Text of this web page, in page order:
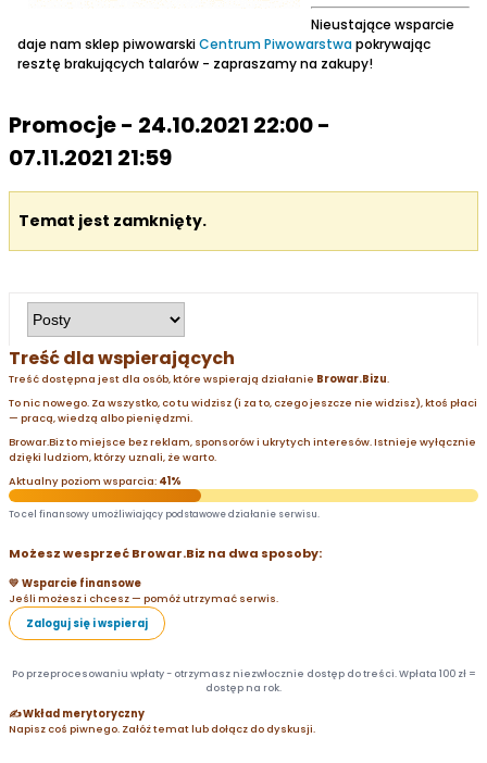
Nieustające wsparcie
daje nam sklep piwowarskiCentrum Piwowarstwapokrywając
resztę brakujących talarów - zapraszamy na zakupy!
Promocje - 24.10.2021 22:00 -
07.11.2021 21:59
Temat jest zamknięty.
Treść dla wspierających
Treść dostępna jest dla osób, które wspierają działanie Browar.Bizu.
To nic nowego. Za wszystko, co tu widzisz (i za to, czego jeszcze nie widzisz), ktoś płaci
— pracą, wiedzą albo pieniędzmi.
Browar.Biz to miejsce bez reklam, sponsorów i ukrytych interesów. Istnieje wyłącznie
dzięki ludziom, którzy uznali, że warto.
Aktualny poziom wsparcia: 41%
To cel finansowy umożliwiający podstawowe działanie serwisu.
Możesz wesprzeć Browar.Biz na dwa sposoby:
💛 Wsparcie finansowe
Jeśli możesz i chcesz — pomóż utrzymać serwis.
Zaloguj się i wspieraj
Po przeprocesowaniu wpłaty - otrzymasz niezwłocznie dostęp do treści. Wpłata 100 zł =
dostęp na rok.
✍️ Wkład merytoryczny
Napisz coś piwnego. Załóż temat lub dołącz do dyskusji.